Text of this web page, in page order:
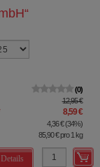
“
0
12,95 €
8,59 €
4,36 €(34%)
85,90 €pro 1 kg
Details